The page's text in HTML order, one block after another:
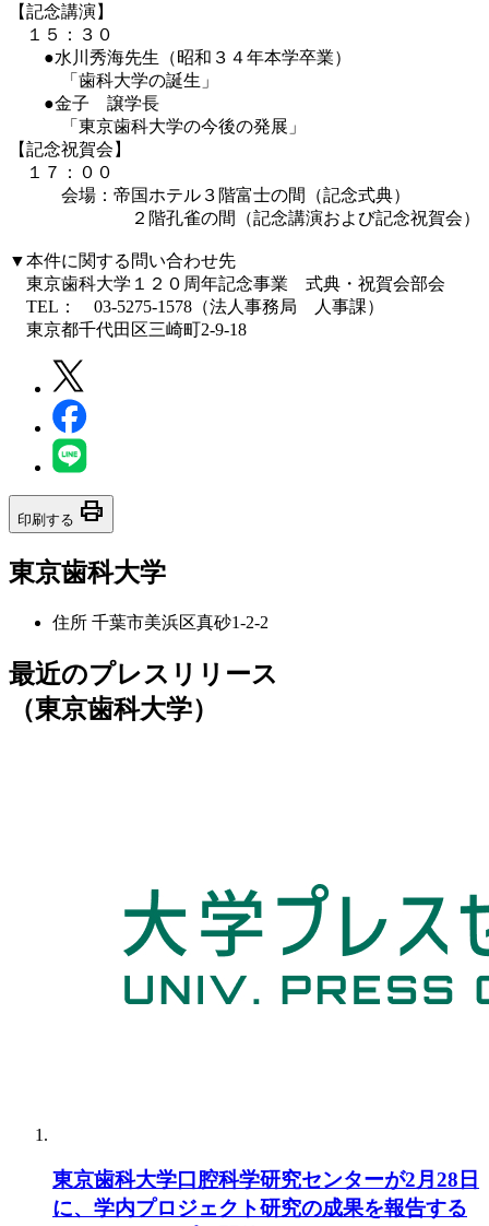
【記念講演】
１５：３０
●水川秀海先生（昭和３４年本学卒業）
「歯科大学の誕生」
●金子 譲学長
「東京歯科大学の今後の発展」
【記念祝賀会】
１７：００
会場：帝国ホテル３階富士の間（記念式典）
２階孔雀の間（記念講演および記念祝賀会）
▼本件に関する問い合わせ先
東京歯科大学１２０周年記念事業 式典・祝賀会部会
TEL： 03-5275-1578（法人事務局 人事課）
東京都千代田区三崎町2-9-18
印刷する print
東京歯科大学
住所 千葉市美浜区真砂1-2-2
最近のプレスリリース
（東京歯科大学）
東京歯科大学口腔科学研究センターが2月28日
に、学内プロジェクト研究の成果を報告する